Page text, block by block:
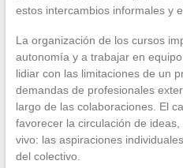
estos intercambios informales y
La organización de los cursos
autonomía y a trabajar en
lidiar con las limitaciones de un
demandas de profesionales
largo de las colaboraciones. El
favorecer la circulación de
vivo: las aspiraciones
del colectivo.